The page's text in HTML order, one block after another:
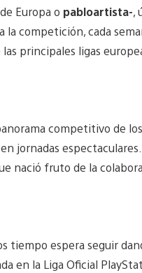
Europa o pabloartista-,
la competición, cada
principales ligas
competitivo de
jornadas
nació fruto de la
tiempo espera seguir
en la Liga Oficial